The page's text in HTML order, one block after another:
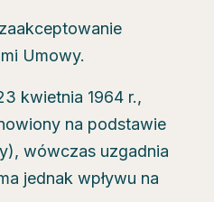
Umowy.
kwietnia 1964 r.,
na podstawie
wówczas uzgadnia
jednak wpływu na